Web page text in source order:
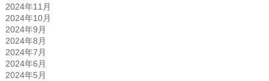
2024年11月
2024年10月
2024年9月
2024年8月
2024年7月
2024年6月
2024年5月